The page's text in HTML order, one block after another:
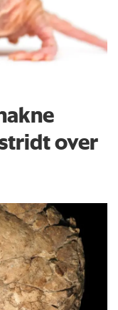
over